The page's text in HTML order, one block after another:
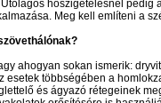
hőszigetelésnél pedig
Meg kell említeni a
ahogyan sokan ismerik:
esetek többségében a
és ágyazó rétegeinek